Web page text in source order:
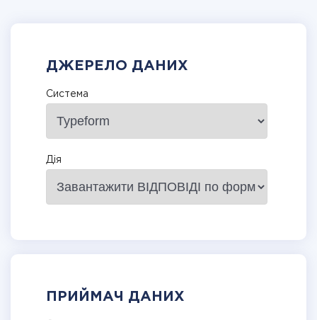
ДЖЕРЕЛО ДАНИХ
Система
Дія
ПРИЙМАЧ ДАНИХ